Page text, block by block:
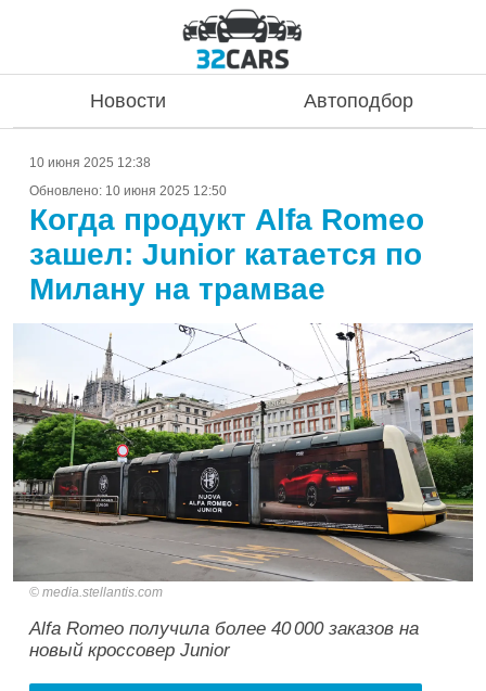
Новости Автоподбор
10 июня 2025 12:38
Обновлено: 10 июня 2025 12:50
Когда продукт Alfa Romeo
зашел: Junior катается по
Милану на трамвае
media.stellantis.com
Alfa Romeo получила более 40 000 заказов на
новый кроссовер Junior